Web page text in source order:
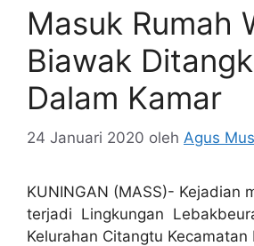
Masuk Rumah
Biawak
Dalam Kamar
24 Januari 2020 oleh Agus
KUNINGAN (MASS)- Kejadian
terjadi Lingkungan
Kelurahan Citangtu Kecamatan